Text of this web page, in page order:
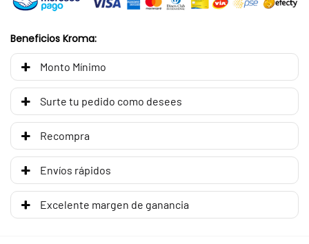
Beneficios Kroma:
Monto Mínimo
Surte tu pedido como desees
Recompra
Envíos rápidos
Excelente margen de ganancia